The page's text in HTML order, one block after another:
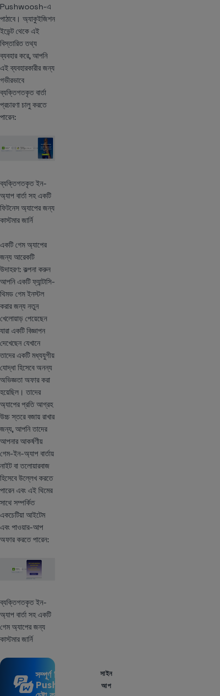
Pushwoosh-এ
পাঠাবে। অ্যাকুইজিশন
ইভেন্ট থেকে এই
বিস্তারিত তথ্য
ব্যবহার করে, আপনি
এই ব্যবহারকারীর জন্য
গভীরভাবে
ব্যক্তিগতকৃত বার্তা
প্রচারণা চালু করতে
পারেন:
ব্যক্তিগতকৃত ইন-
অ্যাপ বার্তা সহ একটি
ফিটনেস অ্যাপের জন্য
কাস্টমার জার্নি
একটি গেম অ্যাপের
জন্য আরেকটি
উদাহরণ: কল্পনা করুন
আপনি একটি ফ্যান্টাসি-
থিমড গেম ইনস্টল
করার জন্য নতুন
খেলোয়াড় পেয়েছেন
যারা একটি বিজ্ঞাপন
দেখেছেন যেখানে
তাদের একটি মধ্যযুগীয়
যোদ্ধা হিসেবে অনন্য
অভিজ্ঞতা অফার করা
হয়েছিল। তাদের
অ্যাপের প্রতি আগ্রহ
উচ্চ স্তরে বজায় রাখার
জন্য, আপনি তাদের
আপনার আকর্ষণীয়
গেম-ইন-অ্যাপ বার্তায়
নাইট বা তলোয়ারবাজ
হিসেবে উল্লেখ করতে
পারেন এবং এই থিমের
সাথে সম্পর্কিত
একচেটিয়া আইটেম
এবং পাওয়ার-আপ
অফার করতে পারেন:
ব্যক্তিগতকৃত ইন-
অ্যাপ বার্তা সহ একটি
গেম অ্যাপের জন্য
কাস্টমার জার্নি
সম্পূর্ণ বিনামূল্যে
Pushwoosh
সাইন
আপ